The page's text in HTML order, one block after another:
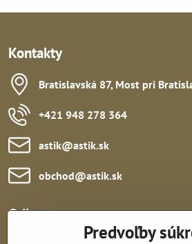
Kontakty
Bratislavská 87, Most pri
+421 948 278 364
astik​@astik​.sk
obchod​@astik​.sk
Odkazy:
Predvoľby